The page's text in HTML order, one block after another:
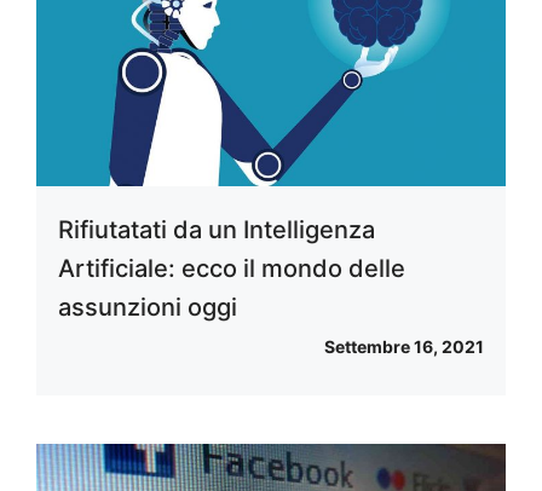
Rifiutatati da un Intelligenza
Artificiale: ecco il mondo delle
assunzioni oggi
Settembre 16, 2021